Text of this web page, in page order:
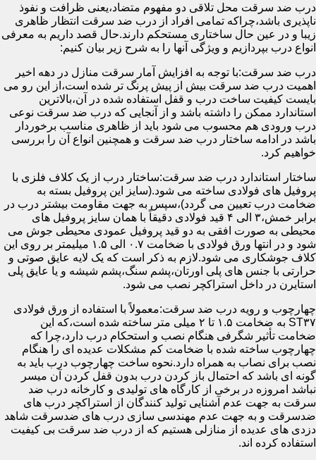
درب ضد سرقت محل تلاقی دو مفهوم متضاد،یعنی ظرافت و نفوذ
ناپذیری باشد،چراکه تمامی افراد از درب ضد سرقت انتظار ظاهری
زیبا و در عین حال ساختاری مستحکم دارند.حال قصد داریم به معرفی
انواع درب بپردازیم و ویژگی آنها را به شرح زیر بیان کنیم:
درب ضد سرقت:با توجه به افزایش آمار سرقت منازل در دهه اخیر
اهمیت درب ضد سرقت بیش از پیش پرنگ تر شده است،از این رو می
بایست کیفیت ساخت درب و قفل استفاده شده در آن،بالاترین
استاندارد ممکن را داشته باشد و از آنجایی که درب ضد سرقت نوعی
درب ورودی هم محسوب می شود باید از ظاهری مناسب برخوردار
باشد در ادامه ساختار درب ضد سرقت و همچنین انواع آن را بررسی
خواهیم کرد.
ساختار استاندارد درب ضد سرقت:ساختار درب از یک کلاف فلزی با
پروفیل های فولادی ساخته می شود.(سایز این پروفیل بسته به
ضخامت درب تعیین می گردد)،سپس به جهت مقاومت بیشتر درب در
برابر خمش،۳ الی ۴ قید فولادی دقیقاً با همان سایز پروفیل های
محیطی به صورت افقی به دو قید پروفیل عمودی محیطی جوش می
شود و در انتها ورق فولادی با ضخامت ۰.۷ الی ۱.۵ میلیمتر بر روی این
کلاف جوشکاری می شود.لازم به ذکر است که یک لایه عایق صوتی و
حرارتی با جنس های پلی اورتان،پشم سنگ،پشم شیشه و یا عایق پلی
استایرن در داخل استراکچر نصب می شود.
چهارچوب و رویه درب ضد سرقت:معمولاً با استفاده از ورق فولادی
ST۳۷ به ضخامت ۱.۵ تا ۲ میلی متر ساخته شده است،که این
ضخامت تأثیر شگرفی هنگام نصب و استحکام درب دارد،چرا که
چهارچوب ساخته شده با ضخامت کم مشکلات عدیده ای را هنگام
نصب برای نصاب به همراه دارد.نحوه ساخت چهارچوب درب باید به
گونه ای باشد که احتمال باز کردن درب بدون قفل کردن آن میسر
نباشد امروزه در برخی از کارگاه های تولیدی و کارخانه درب ضد
سرقت به جهت عدم آشنایی تولید کنندگان از استراکچر درب های
ضدسرقت و به جهت عدم مهندسی سازی درب های ضدسرقت شاهد
دزدی های عدیده از منازلی هستیم که از درب ضد سرقت بی کیفیت
استفاده کرده اند.